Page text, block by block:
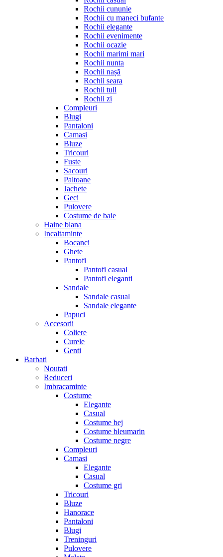
Rochii cununie
Rochii cu maneci bufante
Rochii elegante
Rochii evenimente
Rochii ocazie
Rochii marimi mari
Rochii nunta
Rochii nașă
Rochii seara
Rochii tull
Rochii zi
Compleuri
Blugi
Pantaloni
Camasi
Bluze
Tricouri
Fuste
Sacouri
Paltoane
Jachete
Geci
Pulovere
Costume de baie
Haine blana
Incaltaminte
Bocanci
Ghete
Pantofi
Pantofi casual
Pantofi eleganti
Sandale
Sandale casual
Sandale elegante
Papuci
Accesorii
Coliere
Curele
Genti
Barbati
Noutati
Reduceri
Imbracaminte
Costume
Elegante
Casual
Costume bej
Costume bleumarin
Costume negre
Compleuri
Camasi
Elegante
Casual
Costume gri
Tricouri
Bluze
Hanorace
Pantaloni
Blugi
Treninguri
Pulovere